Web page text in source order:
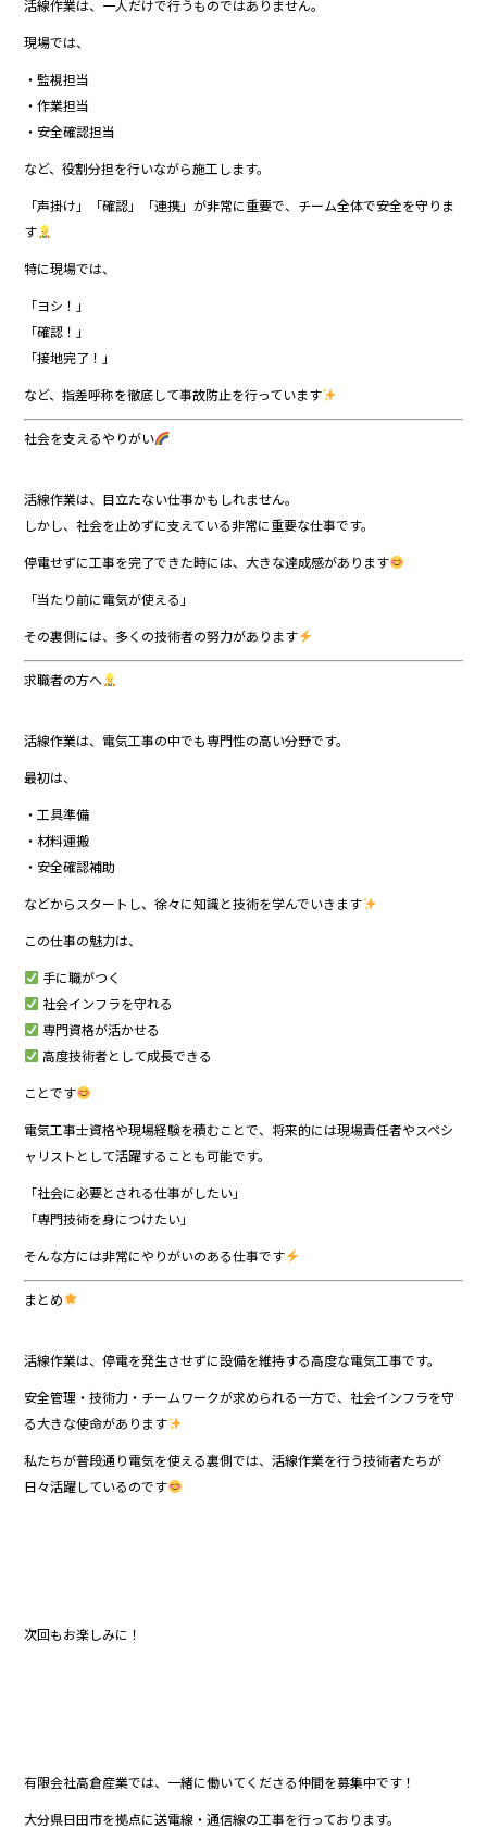
活線作業は、一人だけで行うものではありません。
現場では、
・監視担当
・作業担当
・安全確認担当
など、役割分担を行いながら施工します。
「声掛け」「確認」「連携」が非常に重要で、チーム全体で安全を守りま
す
特に現場では、
「ヨシ！」
「確認！」
「接地完了！」
など、指差呼称を徹底して事故防止を行っています
社会を支えるやりがい
活線作業は、目立たない仕事かもしれません。
しかし、社会を止めずに支えている非常に重要な仕事です。
停電せずに工事を完了できた時には、大きな達成感があります
「当たり前に電気が使える」
その裏側には、多くの技術者の努力があります
求職者の方へ
活線作業は、電気工事の中でも専門性の高い分野です。
最初は、
・工具準備
・材料運搬
・安全確認補助
などからスタートし、徐々に知識と技術を学んでいきます
この仕事の魅力は、
手に職がつく
社会インフラを守れる
専門資格が活かせる
高度技術者として成長できる
ことです
電気工事士資格や現場経験を積むことで、将来的には現場責任者やスペシ
ャリストとして活躍することも可能です。
「社会に必要とされる仕事がしたい」
「専門技術を身につけたい」
そんな方には非常にやりがいのある仕事です
まとめ
活線作業は、停電を発生させずに設備を維持する高度な電気工事です。
安全管理・技術力・チームワークが求められる一方で、社会インフラを守
る大きな使命があります
私たちが普段通り電気を使える裏側では、活線作業を行う技術者たちが
日々活躍しているのです
次回もお楽しみに！
有限会社高倉産業では、一緒に働いてくださる仲間を募集中です！
大分県日田市を拠点に送電線・通信線の工事を行っております。